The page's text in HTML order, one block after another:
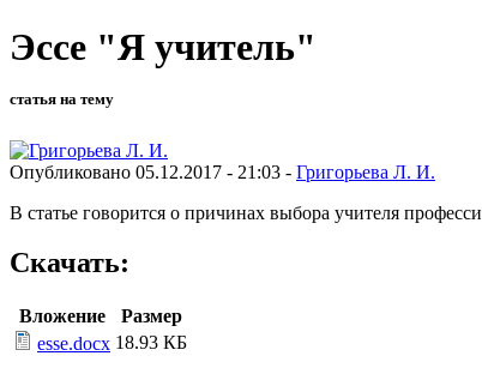
Эссе "Я учитель"
статья на тему
Опубликовано 05.12.2017 - 21:03 - Григорьева Л. И.
В статье говорится о причинах выбора учителя
Скачать:
Вложение
Размер
esse.docx 18.93 КБ